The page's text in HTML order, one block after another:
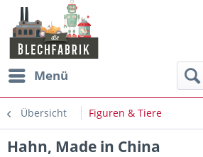
Menü
Übersicht Figuren & Tiere
Hahn, Made in China